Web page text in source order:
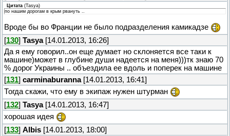
Цитата (Tasya)
по нашим дорогам в крым рвануть ..
Вроде бы во Франции не было подразделения камикадзе
[130] Tasya[14.01.2013, 16:26]
Да я ему говорил..он еще думает но склоняется все таки к
машине)может в глубине души надеется на меня)))тк знаю 70
% дорог Украины .. объездила ее вдоль и поперек на машине
[131] carminaburanna[14.01.2013, 16:41]
Тогда скажи, что ему в экипаж нужен штурман
[132] Tasya[14.01.2013, 16:47]
хорошая идея
[133] Albis [14.01.2013, 18:00]